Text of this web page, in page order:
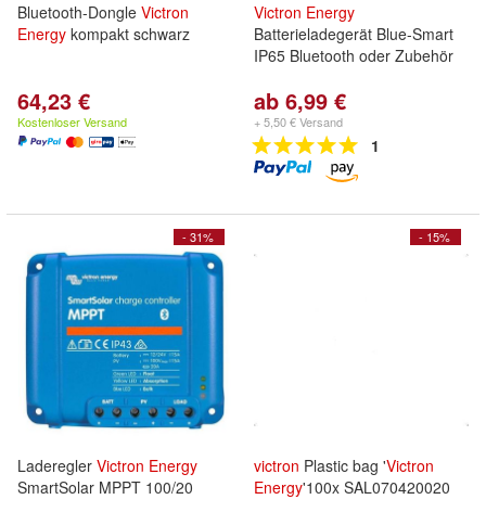
Bluetooth-Dongle Victron
Energy kompakt schwarz
64,23 €
Kostenloser Versand
Victron Energy
Batterieladegerät Blue-Smart
IP65 Bluetooth oder Zubehör
ab 6,99 €
+ 5,50 € Versand
1
- 31%
Laderegler Victron Energy
SmartSolar MPPT 100/20
- 15%
victron Plastic bag 'Victron
Energy'100x SAL070420020